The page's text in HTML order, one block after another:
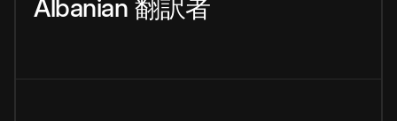
Albanian 翻訳者